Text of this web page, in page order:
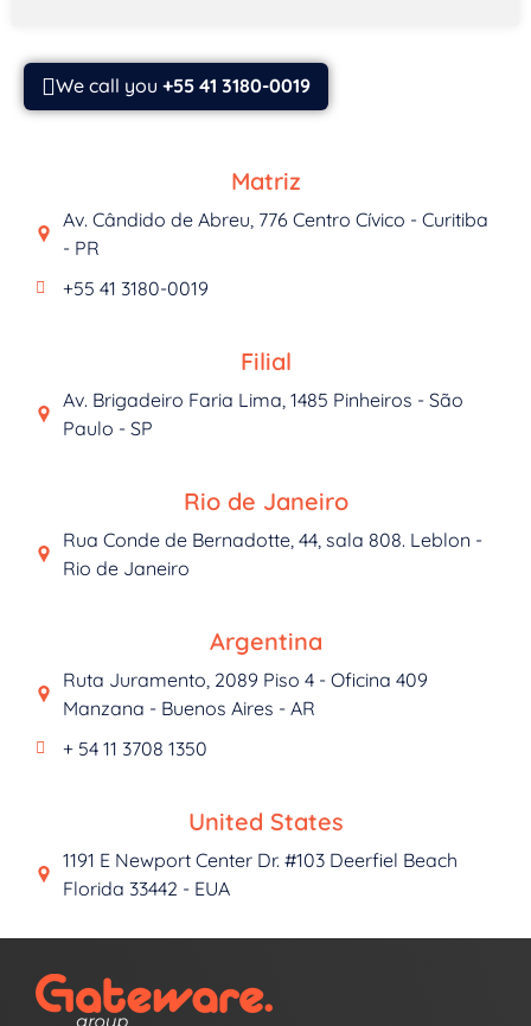
We call you +55 41 3180-0019
Matriz
Av. Cândido de Abreu, 776 Centro Cívico - Curitiba
- PR
+55 41 3180-0019
Filial
Av. Brigadeiro Faria Lima, 1485 Pinheiros - São
Paulo - SP
Rio de Janeiro
Rua Conde de Bernadotte, 44, sala 808. Leblon -
Rio de Janeiro
Argentina
Ruta Juramento, 2089 Piso 4 - Oficina 409
Manzana - Buenos Aires - AR
+ 54 11 3708 1350
United States
1191 E Newport Center Dr. #103 Deerfiel Beach
Florida 33442 - EUA